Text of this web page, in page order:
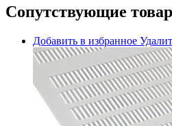
Сопутствующие
Добавить в избранное